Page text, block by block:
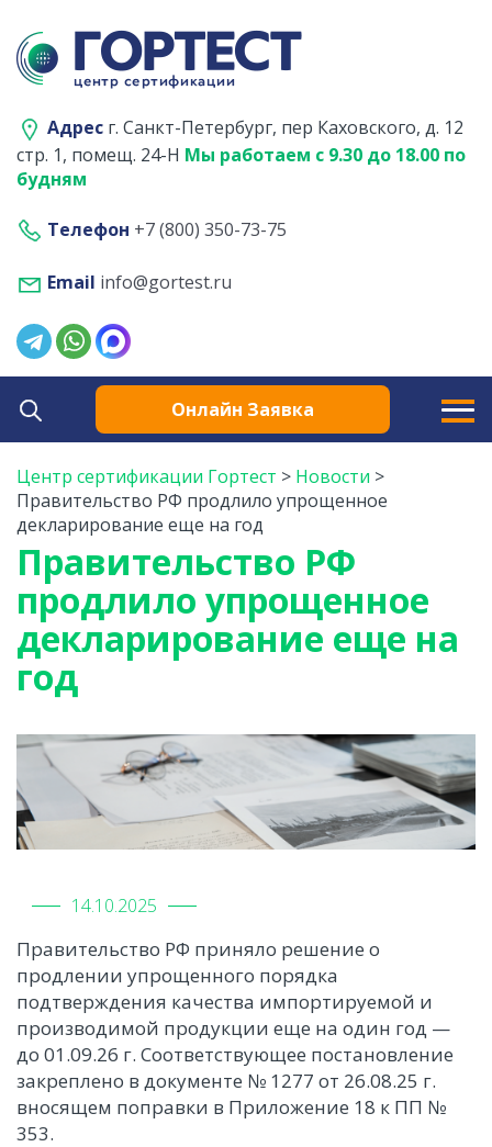
Адрес г. Санкт-Петербург, пер Каховского, д. 12
стр. 1, помещ. 24-Н Мы работаем с 9.30 до 18.00 по
будням
Телефон +7 (800) 350-73-75
Email info@gortest.ru
Онлайн Заявка
Центр сертификации Гортест > Новости >
Правительство РФ продлило упрощенное
декларирование еще на год
Правительство РФ
продлило упрощенное
декларирование еще на
год
14.10.2025
Правительство РФ приняло решение о
продлении упрощенного порядка
подтверждения качества импортируемой и
производимой продукции еще на один год —
до 01.09.26 г. Соответствующее постановление
закреплено в документе № 1277 от 26.08.25 г.
вносящем поправки в Приложение 18 к ПП №
353.